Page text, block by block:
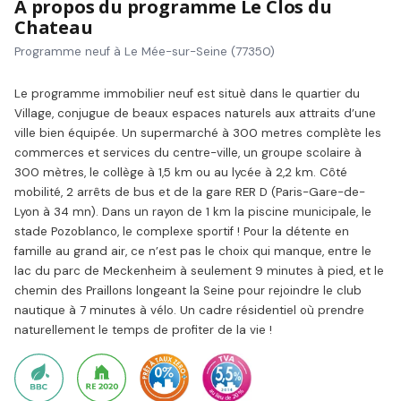
À propos du programme Le Clos du
Chateau
Programme neuf à Le Mée-sur-Seine (77350)
Le programme immobilier neuf est situè dans le quartier du
Village, conjugue de beaux espaces naturels aux attraits d’une
ville bien équipée. Un supermarché à 300 metres complète les
commerces et services du centre-ville, un groupe scolaire à
300 mètres, le collège à 1,5 km ou au lycée à 2,2 km. Côté
mobilité, 2 arrêts de bus et de la gare RER D (Paris-Gare-de-
Lyon à 34 mn). Dans un rayon de 1 km la piscine municipale, le
stade Pozoblanco, le complexe sportif ! Pour la détente en
famille au grand air, ce n’est pas le choix qui manque, entre le
lac du parc de Meckenheim à seulement 9 minutes à pied, et le
chemin des Praillons longeant la Seine pour rejoindre le club
nautique à 7 minutes à vélo. Un cadre résidentiel où prendre
naturellement le temps de profiter de la vie !